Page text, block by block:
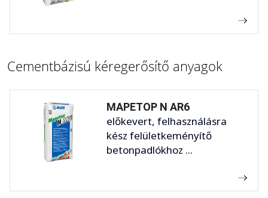
Cementbázisú kéregerősítő anyagok
MAPETOP N AR6
előkevert, felhasználásra
kész felületkeményítő
betonpadlókhoz ...